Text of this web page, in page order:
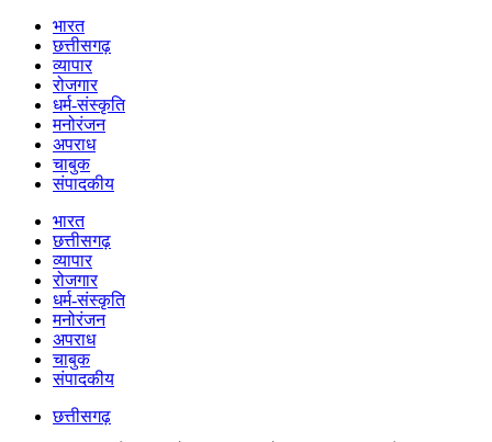
भारत
छत्तीसगढ़
व्यापार
रोजगार
धर्म-संस्कृति
मनोरंजन
अपराध
चाबुक
संपादकीय
भारत
छत्तीसगढ़
व्यापार
रोजगार
धर्म-संस्कृति
मनोरंजन
अपराध
चाबुक
संपादकीय
छत्तीसगढ़